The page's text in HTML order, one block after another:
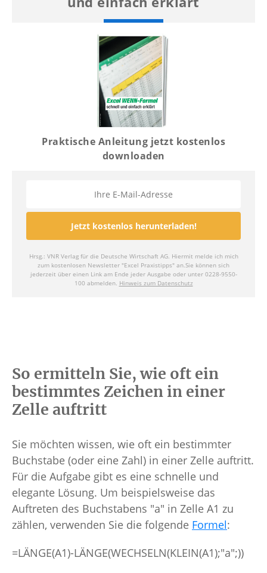
So ermitteln Sie, wie oft ein
bestimmtes Zeichen in einer
Zelle auftritt
Sie möchten wissen, wie oft ein bestimmter
Buchstabe (oder eine Zahl) in einer Zelle auftritt.
Für die Aufgabe gibt es eine schnelle und
elegante Lösung. Um beispielsweise das
Auftreten des Buchstabens "a" in Zelle A1 zu
zählen, verwenden Sie die folgende Formel:
=LÄNGE(A1)-LÄNGE(WECHSELN(KLEIN(A1);"a";))